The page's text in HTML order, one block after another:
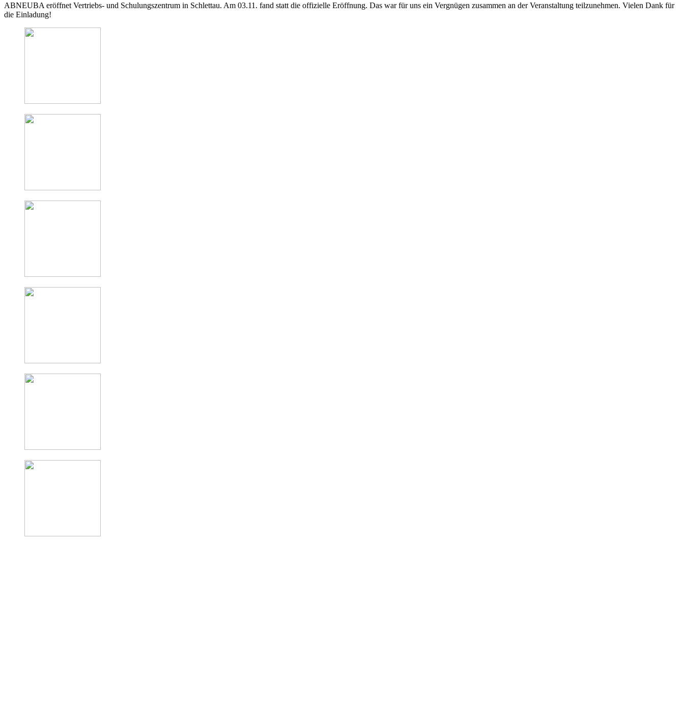
ABNEUBA eröffnet Vertriebs- und Schulungszentrum in Schlettau. Am 03.11. fand statt die offizielle Eröffnung. Das war für uns ein Vergnügen zusammen an der Veranstaltung teilzunehmen. Vielen Dank für
die Einladung!